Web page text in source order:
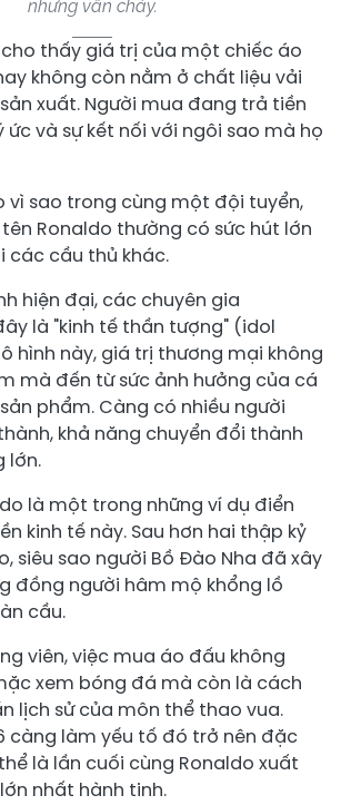
nhưng vẫn cháy.
thấy giá trị của một chiếc áo
không còn nằm ở chất liệu vải
xuất. Người mua đang trả tiền
ức và sự kết nối với ngôi sao mà họ
vì sao trong cùng một đội tuyển,
Ronaldo thường có sức hút lớn
các cầu thủ khác.
hiện đại, các chuyên gia
là "kinh tế thần tượng" (idol
hình này, giá trị thương mại không
mà đến từ sức ảnh hưởng của cá
phẩm. Càng có nhiều người
khả năng chuyển đổi thành
lớn.
là một trong những ví dụ điển
kinh tế này. Sau hơn hai thập kỷ
siêu sao người Bồ Đào Nha đã xây
đồng người hâm mộ khổng lồ
cầu.
viên, việc mua áo đấu không
xem bóng đá mà còn là cách
lịch sử của môn thể thao vua.
càng làm yếu tố đó trở nên đặc
là lần cuối cùng Ronaldo xuất
nhất hành tinh.